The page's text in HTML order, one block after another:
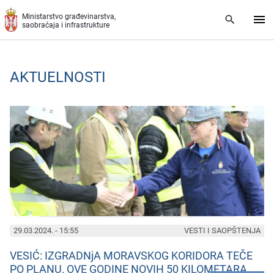
Preskoči na glavni deo sadržaja
Ministarstvo građevinarstva,
saobraćaja i infrastrukture
AKTUELNOSTI
29.03.2024. - 15:55
VESIĆ: IZGRADNjA MORAVSKOG KORIDORA TEČE
PO PLANU, OVE GODINE NOVIH 50 KILOMETARA
VESTI I SAOPŠTENJA
PAGES